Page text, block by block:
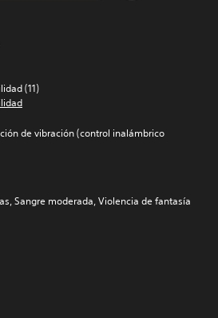
(11)
de vibración (control inalámbrico
Sangre moderada, Violencia de fantasía